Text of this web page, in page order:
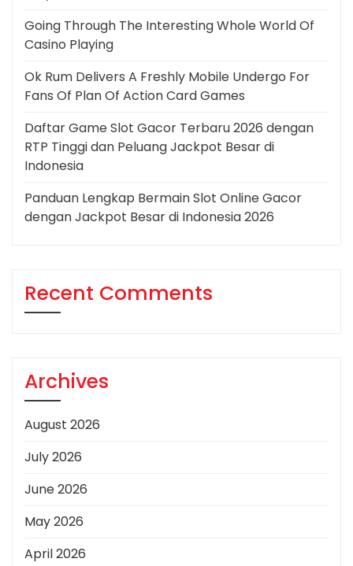
Going Through The Interesting Whole World Of
Casino Playing
Ok Rum Delivers A Freshly Mobile Undergo For
Fans Of Plan Of Action Card Games
Daftar Game Slot Gacor Terbaru 2026 dengan
RTP Tinggi dan Peluang Jackpot Besar di
Indonesia
Panduan Lengkap Bermain Slot Online Gacor
dengan Jackpot Besar di Indonesia 2026
Recent Comments
Archives
August 2026
July 2026
June 2026
May 2026
April 2026